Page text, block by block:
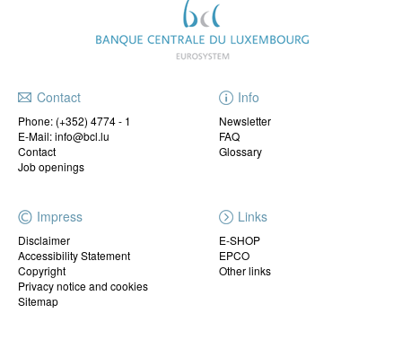
Contact
Phone: (+352) 4774 - 1
E-Mail: info@bcl.lu
Contact
Job openings
Info
Newsletter
FAQ
Glossary
Impress
Disclaimer
Accessibility Statement
Copyright
Privacy notice and cookies
Sitemap
Links
E-SHOP
EPCO
Other links